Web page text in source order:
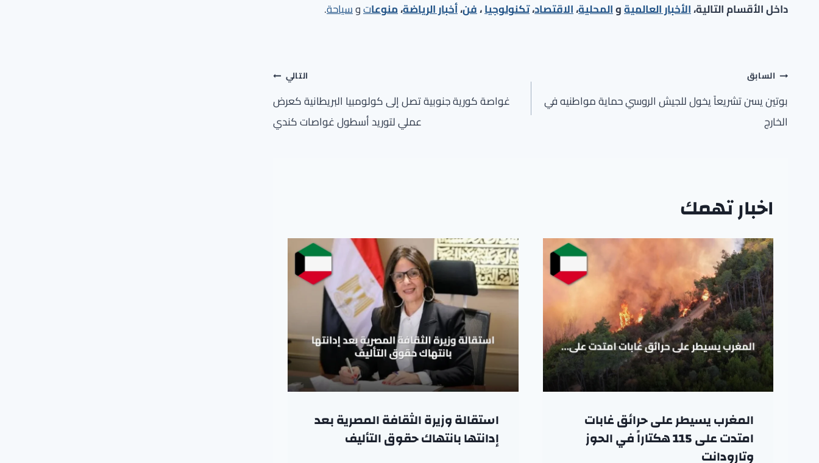
داخل الأقسام التالية،الأخبار العالميةوالمحلية،الاقتصاد،تكنولوجيا،فن،أخبار الرياضة،منوعاتوسياحة.
تصفّح
المقالات
السابق
بوتين يسن تشريعاً يخول للجيش الروسي حماية مواطنيه في
الخارج
التالي
غواصة كورية جنوبية تصل إلى كولومبيا البريطانية كعرض
عملي لتوريد أسطول غواصات كندي
اخبار تهمك
المغرب يسيطر على حرائق غابات
امتدت على 115 هكتاراً في الحوز
وتارودانت
استقالة وزيرة الثقافة المصرية بعد
إدانتها بانتهاك حقوق التأليف